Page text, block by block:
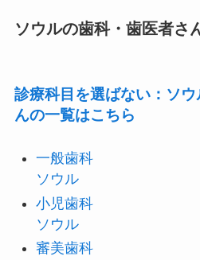
ソウルの歯科・歯医者さ
診療科目を選ばない：ソ
んの一覧はこちら
一般歯科
ソウル
小児歯科
ソウル
審美歯科